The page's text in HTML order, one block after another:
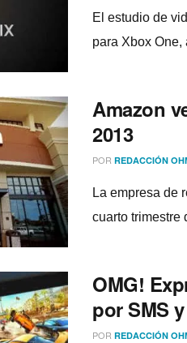
El estudio de
para Xbox One,
Amazon
2013
POR REDACCIÓN
La empresa de
cuarto trimestre
OMG!
por SMS
POR REDACCIÓN